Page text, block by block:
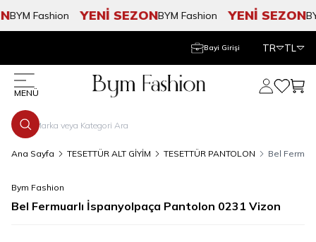
BYM Fashion YENİ SEZONBYM Fashion YENİ SEZON
Bayi Girişi TR TL
MENÜ
Hesabım
Ana Sayfa TESETTÜR ALT GİYİM TESETTÜR PANTOLON Bel
Bym Fashion
Bel Fermuarlı İspanyolpaça Pantolon 0231 Vizon